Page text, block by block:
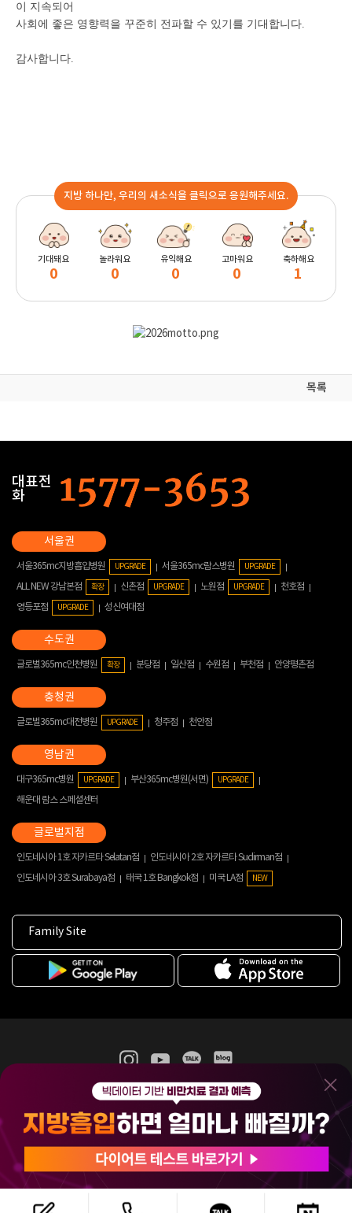
이 지속되어
사회에 좋은 영향력을 꾸준히 전파할 수 있기를 기대합니다.
감사합니다.
지방 하나만, 우리의 새소식을 클릭으로 응원해주세요.
기대돼요
0
놀라워요
0
유익해요
0
고마워요
0
축하해요
1
목록
대표전
화
서울365mc지방흡입병원 UPGRADE 서울365mc람스병원 UPGRADE
ALL NEW 강남본점 확장 신촌점 UPGRADE 노원점 UPGRADE
천호점
영등포점
UPGRADE 성신여대점
글로벌365mc인천병원 확장 분당점 일산점 수원점 부천점 안양평촌점
글로벌365mc대전병원 UPGRADE 청주점 천안점
대구365mc병원 UPGRADE 부산365mc병원(서면) UPGRADE
해운대 람스 스페셜센터
인도네시아 1호 자카르타 Selatan점
인도네시아 2호 자카르타 Sudirman점
인도네시아 3호 Surabaya점
태국 1호 Bangkok점 미국 LA점 NEW
Family Site
365mc 병·의원 이용약관
홈페이지 이용약관
비급여진료수가
(주)365mcㅣ서울특별시 서초구 서초대로52길 7, 3~4층(서초동, 제일빌딩)
120-87-04354ㅣ김남철
COPYRIGHT(C) 2025 365mc. ALL RIGHTS RESERVED.